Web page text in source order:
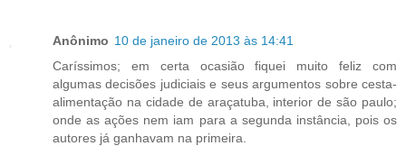
Anônimo 10 de janeiro de 2013 às 14:41
Caríssimos; em certa ocasião fiquei muito feliz com
algumas decisões judiciais e seus argumentos sobre cesta-
alimentação na cidade de araçatuba, interior de são paulo;
onde as ações nem iam para a segunda instância, pois os
autores já ganhavam na primeira.